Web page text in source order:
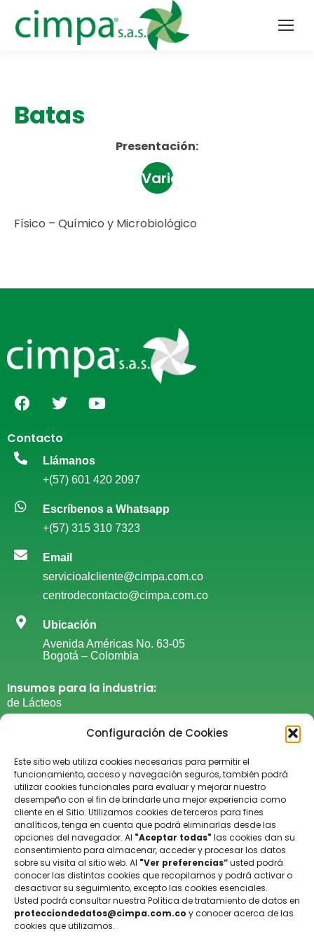
Configuración de Cookies
Este sitio web utiliza cookies necesarias para permitir el
funcionamiento, acceso y navegación seguros, también podrá
utilizar cookies funcionales para evaluar y mejorar nuestro
desempeño con el fin de brindarle una mejor experiencia como
cliente en el Sitio. Utilizamos cookies de terceros para fines
analíticos, tenga en cuenta que podrá eliminarlas desde las
opciones del navegador. Al "Aceptar todas" las cookies dan su
consentimiento para almacenar, acceder y procesar los datos
sobre su visita al sitio web. Al "Ver preferencias”usted podrá
conocer las distintas cookies que recopilamos y podrá activar o
desactivar su seguimiento, excepto las cookies esenciales.
Usted podrá consultar nuestra Política de tratamiento de datos en
protecciondedatos@cimpa.com.co y conocer acerca de las
cookies que utilizamos.
Batas
Presentación:
Variedad
Físico – Químico y Microbiológico
Contacto
Llámanos
+(57) 601 420 2097
Escríbenos a Whatsapp
+(57) 315 310 7323
Email
servicioalcliente@cimpa.com.co
centrodecontacto@cimpa.com.co
Ubicación
Avenida Américas No. 63-05
Bogotá – Colombia
Insumos para la industria:
de Lácteos
De Grasas y Aceites
De Confitería
De productos procesados
De suplementos alimenticios​
Del cuidado personal​
De laboratorio
General
De limpieza y desinfección
Sabores naturales y artificales
Información: